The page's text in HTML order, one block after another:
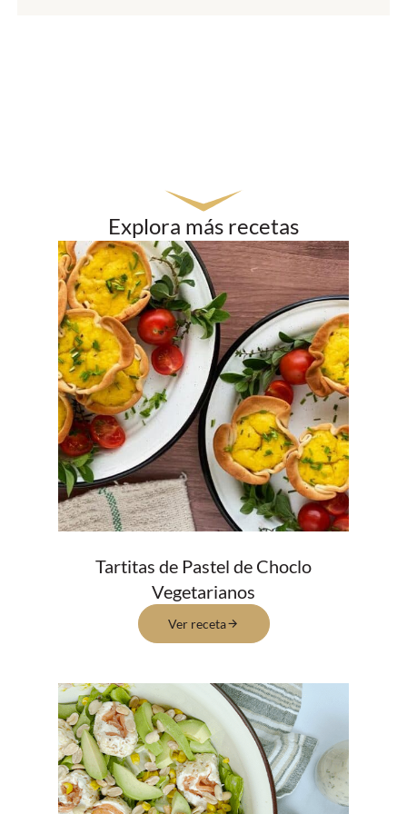
Explora más recetas
Tartitas de Pastel de Choclo
Vegetarianos
Ver receta